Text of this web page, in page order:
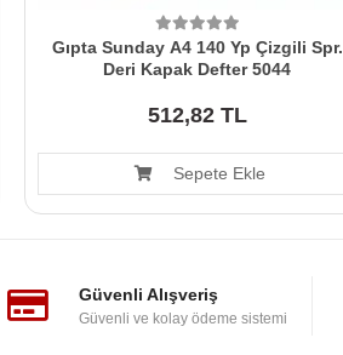
Gıpta Sunday A4 140 Yp Çizgili Spr.
Deri Kapak Defter 5044
512,82 TL
Sepete Ekle
Güvenli Alışveriş
Güvenli ve kolay ödeme sistemi